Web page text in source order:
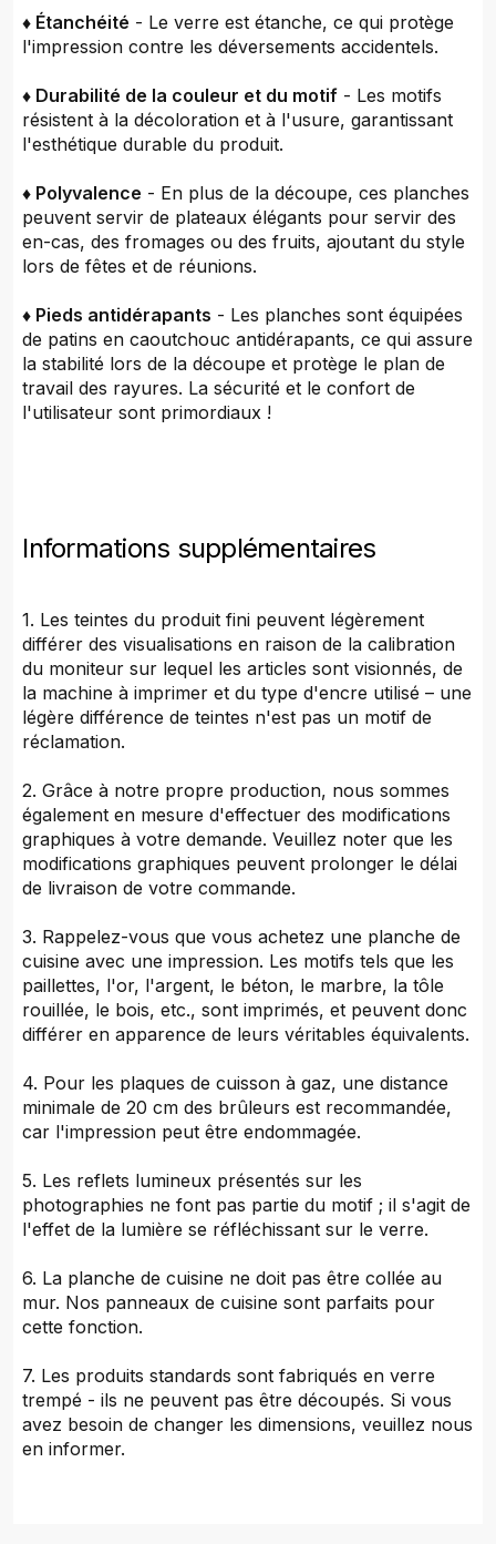
♦ Étanchéité - Le verre est étanche, ce qui protège
l'impression contre les déversements accidentels.
♦ Durabilité de la couleur et du motif - Les motifs
résistent à la décoloration et à l'usure, garantissant
l'esthétique durable du produit.
♦ Polyvalence - En plus de la découpe, ces planches
peuvent servir de plateaux élégants pour servir des
en-cas, des fromages ou des fruits, ajoutant du style
lors de fêtes et de réunions.
♦ Pieds antidérapants - Les planches sont équipées
de patins en caoutchouc antidérapants, ce qui assure
la stabilité lors de la découpe et protège le plan de
travail des rayures. La sécurité et le confort de
l'utilisateur sont primordiaux !
Informations supplémentaires
1. Les teintes du produit fini peuvent légèrement
différer des visualisations en raison de la calibration
du moniteur sur lequel les articles sont visionnés, de
la machine à imprimer et du type d'encre utilisé – une
légère différence de teintes n'est pas un motif de
réclamation.
2. Grâce à notre propre production, nous sommes
également en mesure d'effectuer des modifications
graphiques à votre demande. Veuillez noter que les
modifications graphiques peuvent prolonger le délai
de livraison de votre commande.
3. Rappelez-vous que vous achetez une planche de
cuisine avec une impression. Les motifs tels que les
paillettes, l'or, l'argent, le béton, le marbre, la tôle
rouillée, le bois, etc., sont imprimés, et peuvent donc
différer en apparence de leurs véritables équivalents.
4. Pour les plaques de cuisson à gaz, une distance
minimale de 20 cm des brûleurs est recommandée,
car l'impression peut être endommagée.
5. Les reflets lumineux présentés sur les
photographies ne font pas partie du motif ; il s'agit de
l'effet de la lumière se réfléchissant sur le verre.
6. La planche de cuisine ne doit pas être collée au
mur. Nos panneaux de cuisine sont parfaits pour
cette fonction.
7. Les produits standards sont fabriqués en verre
trempé - ils ne peuvent pas être découpés. Si vous
avez besoin de changer les dimensions, veuillez nous
en informer.